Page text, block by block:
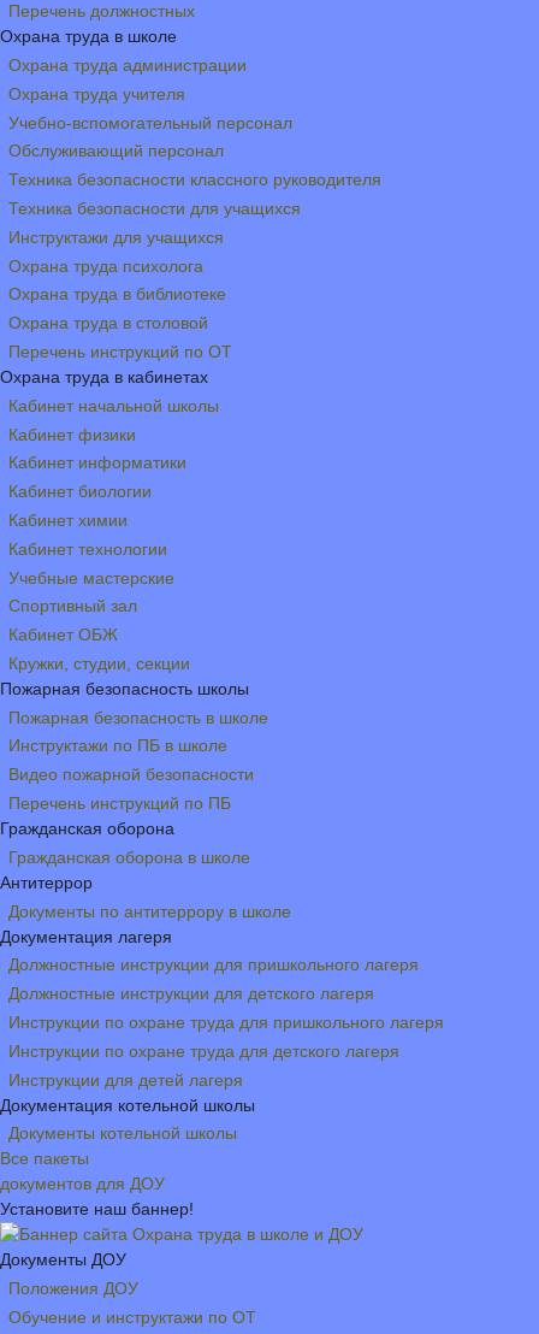
Перечень должностных
Охрана труда в школе
Охрана труда администрации
Охрана труда учителя
Учебно-вспомогательный персонал
Обслуживающий персонал
Техника безопасности классного руководителя
Техника безопасности для учащихся
Инструктажи для учащихся
Охрана труда психолога
Охрана труда в библиотеке
Охрана труда в столовой
Перечень инструкций по ОТ
Охрана труда в кабинетах
Кабинет начальной школы
Кабинет физики
Кабинет информатики
Кабинет биологии
Кабинет химии
Кабинет технологии
Учебные мастерские
Спортивный зал
Кабинет ОБЖ
Кружки, студии, секции
Пожарная безопасность школы
Пожарная безопасность в школе
Инструктажи по ПБ в школе
Видео пожарной безопасности
Перечень инструкций по ПБ
Гражданская оборона
Гражданская оборона в школе
Антитеррор
Документы по антитеррору в школе
Документация лагеря
Должностные инструкции для пришкольного лагеря
Должностные инструкции для детского лагеря
Инструкции по охране труда для пришкольного лагеря
Инструкции по охране труда для детского лагеря
Инструкции для детей лагеря
Документация котельной школы
Документы котельной школы
Все пакеты
документов для ДОУ
Установите наш баннер!
Документы ДОУ
Положения ДОУ
Обучение и инструктажи по ОТ